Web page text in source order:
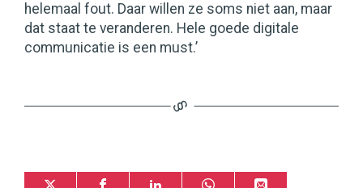
helemaal fout. Daar willen ze soms niet aan, maar
dat staat te veranderen. Hele goede digitale
communicatie is een must.’